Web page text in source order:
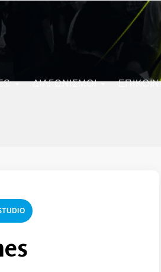
ΔΙΑΓΩΝΙΣΜΟΊ